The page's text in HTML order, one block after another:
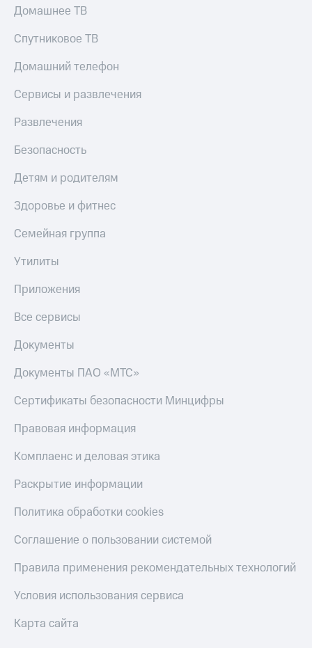
Домашнее ТВ
Спутниковое ТВ
Домашний телефон
Сервисы и развлечения
Развлечения
Безопасность
Детям и родителям
Здоровье и фитнес
Семейная группа
Утилиты
Приложения
Все сервисы
Документы
Документы ПАО «МТС»
Сертификаты безопасности Минцифры
Правовая информация
Комплаенс и деловая этика
Раскрытие информации
Политика обработки cookies
Соглашение о пользовании системой
Правила применения рекомендательных технологий
Условия использования сервиса
Карта сайта